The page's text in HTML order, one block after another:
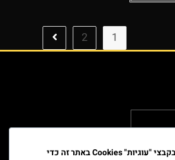
1
2
אנו משתמשים בקבצי "עוגיות" Cookies באתר זה כדי